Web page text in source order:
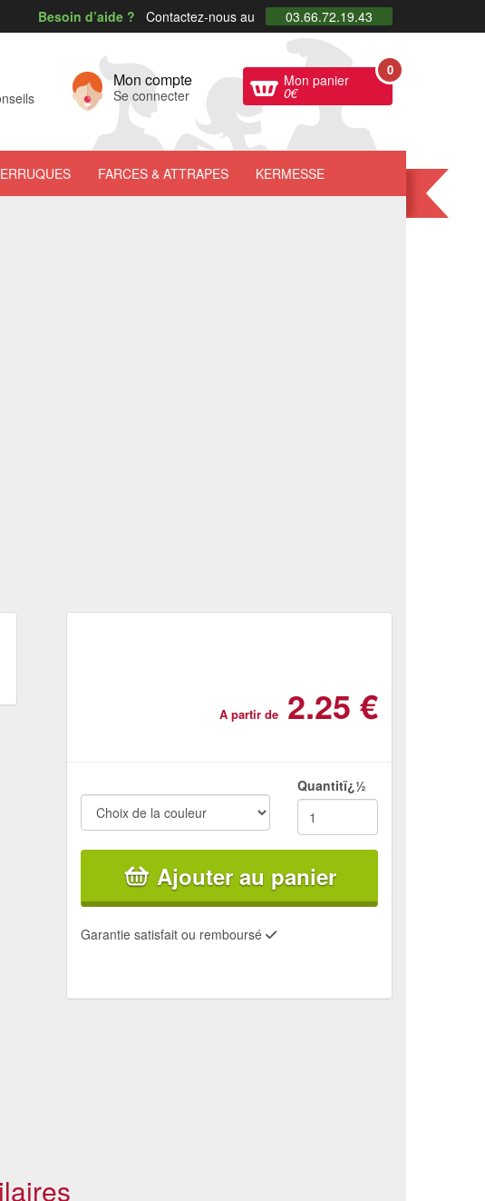
Besoin d’aide ? Contactez-nous au 03.66.72.19.43
Mon compte
Se connecter
Mon panier
0€
0
FARCES & ATTRAPES KERMESSE
A partir de 2.25 €
Quantitï¿½
Ajouter au panier
Garantie satisfait ou remboursé